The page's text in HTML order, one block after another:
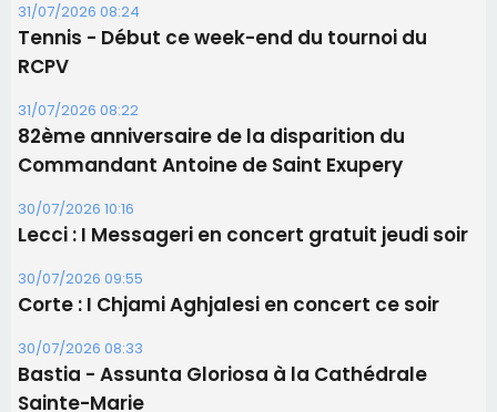
31/07/2026 08:24
Tennis - Début ce week-end du tournoi du
RCPV
31/07/2026 08:22
82ème anniversaire de la disparition du
Commandant Antoine de Saint Exupery
30/07/2026 10:16
Lecci : I Messageri en concert gratuit jeudi soir
30/07/2026 09:55
Corte : I Chjami Aghjalesi en concert ce soir
30/07/2026 08:33
Bastia - Assunta Gloriosa à la Cathédrale
Sainte-Marie